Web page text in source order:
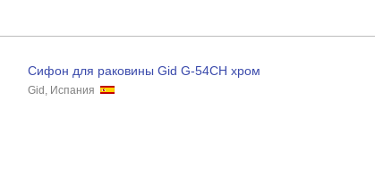
Сифон для раковины Gid G-54CH хром
Gid, Испания